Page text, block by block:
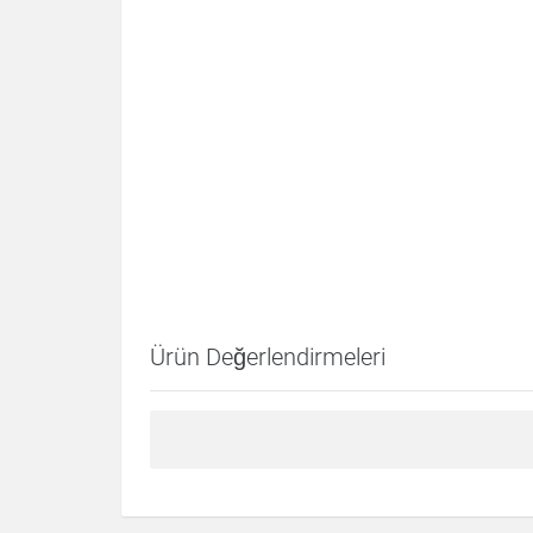
Ürün Değerlendirmeleri